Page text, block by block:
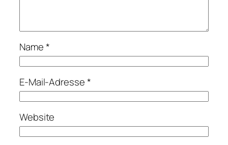
Name*
E-Mail-Adresse*
Website